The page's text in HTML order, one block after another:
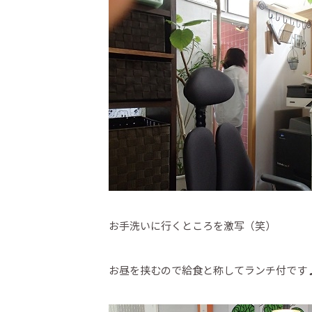
お手洗いに行くところを激写（笑）
お昼を挟むので給食と称してランチ付で